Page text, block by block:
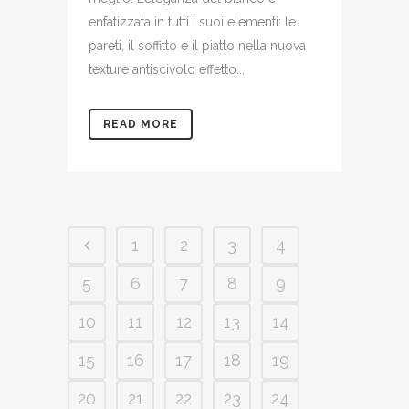
enfatizzata in tutti i suoi elementi: le
pareti, il soffitto e il piatto nella nuova
texture antiscivolo effetto...
READ MORE
1 2 3
4
5
6 7 8
9
10
11 12 13
14
15
16 17 18
19
20
21 22 23
24